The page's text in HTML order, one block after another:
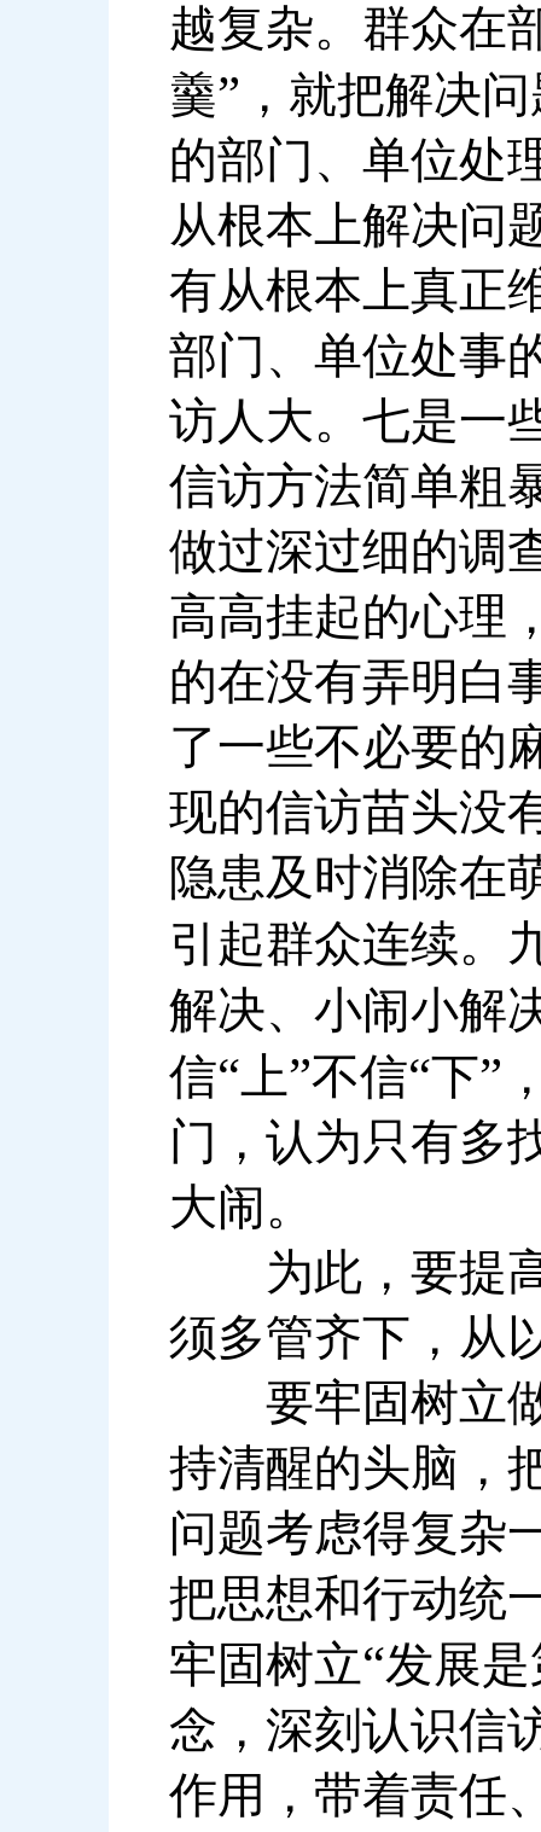
越复杂。群众在
羹” ，就把解决
的部门、单位处
从根本上解决问
有从根本上真正
部门、单位处事
访人大。七是一
信访方法简单粗
做过深过细的调
高高挂起的心理
的在没有弄明白
了一些不必要的
现的信访苗头没
隐患及时消除在
引起群众连续。
解决、小闹小解
信“上”不信“下”
门，认为只有多
大闹。
为此，要提高
须多管齐下，从
要牢固树立做
持清醒的头脑，
问题考虑得复杂
把思想和行动统
牢固树立“发展
念，深刻认识信
作用，带着责任